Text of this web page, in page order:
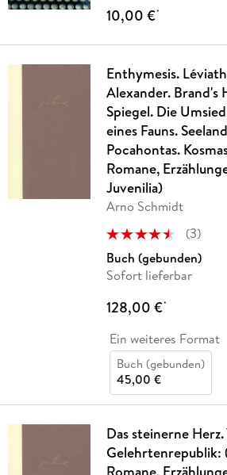
10,00 €*
Enthymesis.
Alexander. Brand's
Spiegel. Die
eines Fauns.
Pocahontas.
Romane,
Juvenilia)
Arno Schmidt
(3)
Buch (gebunden)
Sofort lieferbar
128,00 €*
Ein weiteres Format
Buch (gebunden)
45,00 €
Das steinerne
Gelehrtenrepublik: